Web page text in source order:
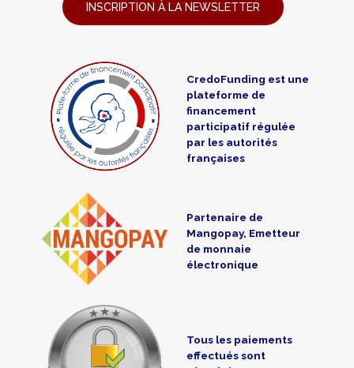
INSCRIPTION À LA NEWSLETTER
CredoFunding est une
plateforme de
financement
participatif régulée
par les autorités
françaises
Partenaire de
Mangopay, Emetteur
de monnaie
électronique
Tous les paiements
effectués sont